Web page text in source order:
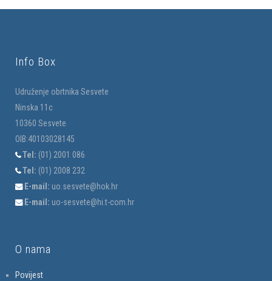
Info Box
Udruženje obrtnika Sesvete
Ninska 11c
10360 Sesvete
OIB:40103028145
Tel: (01) 2001 086
Tel: (01) 2008 232
E-mail: uo.sesvete@hok.hr
E-mail: uo-sesvete@hi.t-com.hr
O nama
Povijest